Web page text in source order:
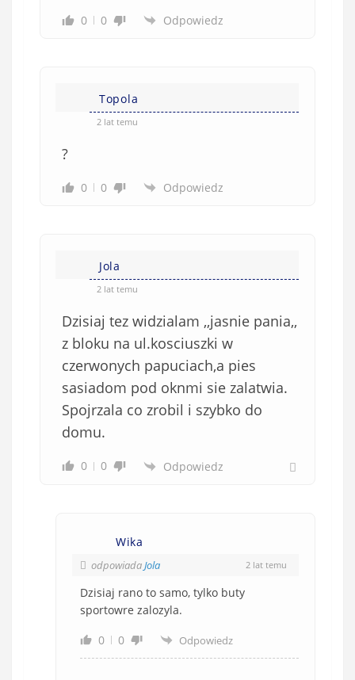
0 0 Odpowiedz
Topola
2 lat temu
?
0 0 Odpowiedz
Jola
2 lat temu
Dzisiaj tez widzialam ,,jasnie pania,,
z bloku na ul.kosciuszki w
czerwonych papuciach,a pies
sasiadom pod oknmi sie zalatwia.
Spojrzala co zrobil i szybko do
domu.
0 0 Odpowiedz
Wika
odpowiadaJola 2 lat temu
Dzisiaj rano to samo, tylko buty
sportowre zalozyla.
0
0 Odpowiedz